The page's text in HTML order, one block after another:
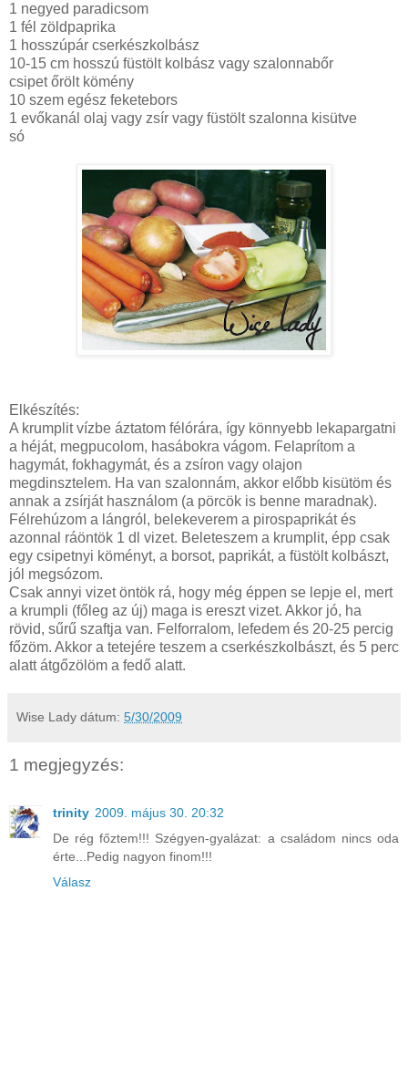
1 negyed paradicsom
1 fél zöldpaprika
1 hosszúpár cserkészkolbász
10-15 cm hosszú füstölt kolbász vagy szalonnabőr
csipet őrölt kömény
10 szem egész feketebors
1 evőkanál olaj vagy zsír vagy füstölt szalonna kisütve
só
Elkészítés:
A krumplit vízbe áztatom félórára, így könnyebb lekapargatni
a héját, megpucolom, hasábokra vágom. Felaprítom a
hagymát, fokhagymát, és a zsíron vagy olajon
megdinsztelem. Ha van szalonnám, akkor előbb kisütöm és
annak a zsírját használom (a pörcök is benne maradnak).
Félrehúzom a lángról, belekeverem a pirospaprikát és
azonnal ráöntök 1 dl vizet. Beleteszem a krumplit, épp csak
egy csipetnyi köményt, a borsot, paprikát, a füstölt kolbászt,
jól megsózom.
Csak annyi vizet öntök rá, hogy még éppen se lepje el, mert
a krumpli (főleg az új) maga is ereszt vizet. Akkor jó, ha
rövid, sűrű szaftja van. Felforralom, lefedem és 20-25 percig
főzöm. Akkor a tetejére teszem a cserkészkolbászt, és 5 perc
alatt átgőzölöm a fedő alatt.
Wise Lady dátum: 5/30/2009
1 megjegyzés:
trinity 2009. május 30. 20:32
De rég főztem!!! Szégyen-gyalázat: a családom nincs oda
érte...Pedig nagyon finom!!!
Válasz